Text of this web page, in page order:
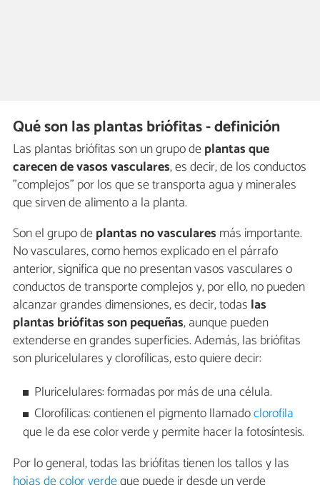
Qué son las plantas briófitas - definición
Las plantas briófitas son un grupo deplantas que
carecen de vasos vasculares, es decir, de los conductos
"complejos" por los que se transporta agua y minerales
que sirven de alimento a la planta.
Son el grupo deplantas no vasculares más importante.
No vasculares, como hemos explicado en el párrafo
anterior, significa que no presentan vasos vasculares o
conductos de transporte complejos y, por ello, no pueden
alcanzar grandes dimensiones, es decir, todas las
plantas briófitas son pequeñas, aunque pueden
extenderse en grandes superficies. Además, las briófitas
son pluricelulares y clorofílicas, esto quiere decir:
Pluricelulares: formadas por más de una célula.
Clorofílicas: contienen el pigmento llamadoclorofila
que le da ese color verde y permite hacer la fotosíntesis.
Por lo general, todas las briófitas tienen los tallos y las